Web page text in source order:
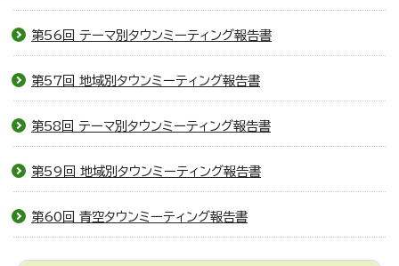
第56回 テーマ別タウンミーティング報告書
第57回 地域別タウンミーティング報告書
第58回 テーマ別タウンミーティング報告書
第59回 地域別タウンミーティング報告書
第60回 青空タウンミーティング報告書